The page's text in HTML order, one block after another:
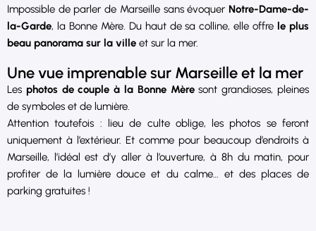
Impossible de parler de Marseille sans évoquer Notre-Dame-de-
la-Garde, la Bonne Mère. Du haut de sa colline, elle offre le plus
beau panorama sur la ville et sur la mer.
Une vue imprenable sur Marseille et la mer
Les photos de couple à la Bonne Mèresont grandioses, pleines
de symboles et de lumière.
Attention toutefois : lieu de culte oblige, les photos se feront
uniquement à l’extérieur. Et comme pour beaucoup d’endroits à
Marseille, l’idéal est d’y aller à l’ouverture, à 8h du matin, pour
profiter de la lumière douce et du calme… et des places de
parking gratuites !